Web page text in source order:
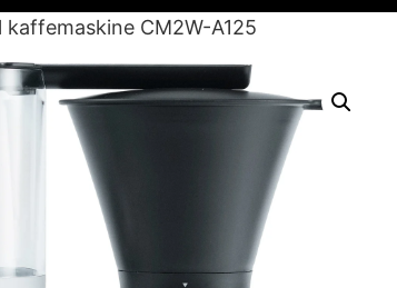
kaffemaskine CM2W-A125